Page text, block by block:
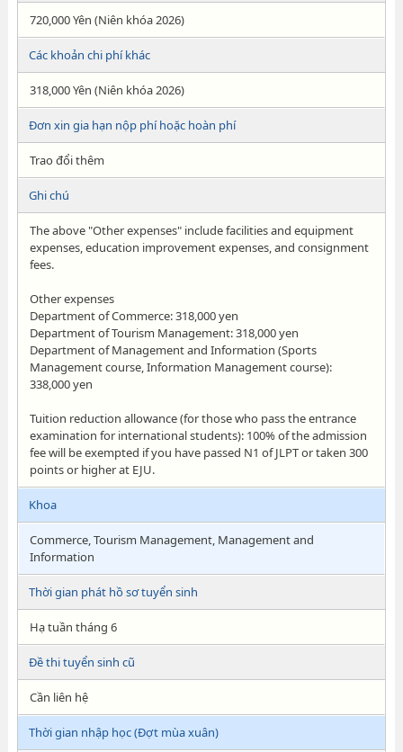
720,000 Yên (Niên khóa 2026)
Các khoản chi phí khác
318,000 Yên (Niên khóa 2026)
Đơn xin gia hạn nộp phí hoặc hoàn phí
Trao đổi thêm
Ghi chú
The above "Other expenses" include facilities and equipment
expenses, education improvement expenses, and consignment
fees.
Other expenses
Department of Commerce: 318,000 yen
Department of Tourism Management: 318,000 yen
Department of Management and Information (Sports
Management course, Information Management course):
338,000 yen
Tuition reduction allowance (for those who pass the entrance
examination for international students): 100% of the admission
fee will be exempted if you have passed N1 of JLPT or taken 300
points or higher at EJU.
Khoa
Commerce, Tourism Management, Management and
Information
Thời gian phát hồ sơ tuyển sinh
Hạ tuần tháng 6
Đề thi tuyển sinh cũ
Cần liên hệ
Thời gian nhập học (Đợt mùa xuân)